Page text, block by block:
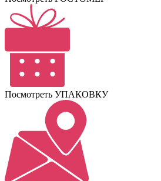
Посмотреть УПАКОВКУ